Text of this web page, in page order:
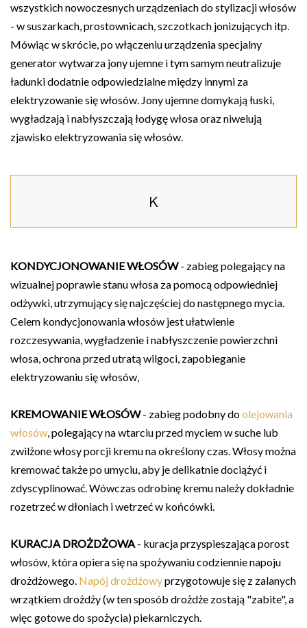
wszystkich nowoczesnych urządzeniach do stylizacji włosów
- w suszarkach, prostownicach, szczotkach jonizujących itp.
Mówiąc w skrócie, po włączeniu urządzenia specjalny
generator wytwarza jony ujemne i tym samym neutralizuje
ładunki dodatnie odpowiedzialne między innymi za
elektryzowanie się włosów. Jony ujemne domykają łuski,
wygładzają i nabłyszczają łodygę włosa oraz niwelują
zjawisko elektryzowania się włosów.
K
KONDYCJONOWANIE WŁOSÓW- zabieg polegający na
wizualnej poprawie stanu włosa za pomocą odpowiedniej
odżywki, utrzymujący się najczęściej do następnego mycia.
Celem kondycjonowania włosów jest ułatwienie
rozczesywania, wygładzenie i nabłyszczenie powierzchni
włosa, ochrona przed utratą wilgoci, zapobieganie
elektryzowaniu się włosów,
KREMOWANIE WŁOSÓW- zabieg podobny doolejowania
włosów, polegający na wtarciu przed myciem w suche lub
zwilżone włosy porcji kremu na określony czas. Włosy można
kremować także po umyciu, aby je delikatnie dociążyć i
zdyscyplinować. Wówczas odrobinę kremu należy dokładnie
rozetrzeć w dłoniach i wetrzeć w końcówki.
KURACJA DROŻDŻOWA - kuracja przyspieszająca porost
włosów, która opiera się na spożywaniu codziennie napoju
drożdżowego. Napój drożdżowyprzygotowuje się z zalanych
wrzątkiem drożdży (w ten sposób drożdże zostają "zabite", a
więc gotowe do spożycia) piekarniczych.